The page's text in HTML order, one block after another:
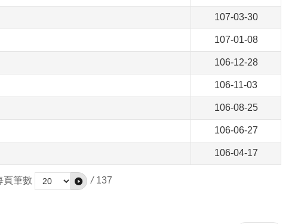
107-03-30
107-01-08
106-12-28
106-11-03
106-08-25
106-06-27
106-04-17
頁筆數 / 137